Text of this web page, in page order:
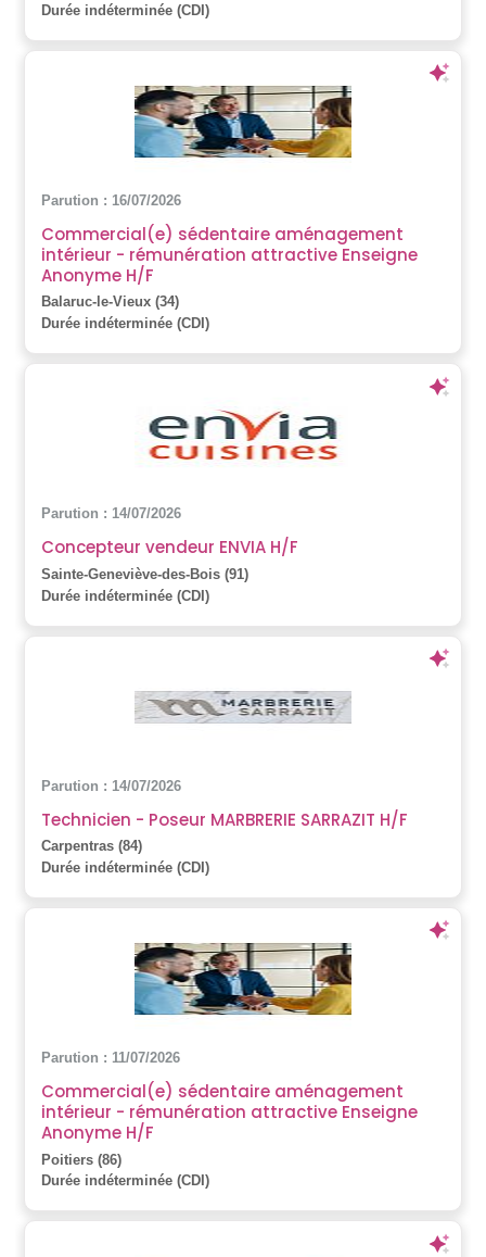
Durée indéterminée (CDI)
Parution : 16/07/2026
Commercial(e) sédentaire aménagement
intérieur - rémunération attractive Enseigne
Anonyme H/F
Balaruc-le-Vieux (34)
Durée indéterminée (CDI)
Parution : 14/07/2026
Concepteur vendeur ENVIA H/F
Sainte-Geneviève-des-Bois (91)
Durée indéterminée (CDI)
Parution : 14/07/2026
Technicien - Poseur MARBRERIE SARRAZIT H/F
Carpentras (84)
Durée indéterminée (CDI)
Parution : 11/07/2026
Commercial(e) sédentaire aménagement
intérieur - rémunération attractive Enseigne
Anonyme H/F
Poitiers (86)
Durée indéterminée (CDI)